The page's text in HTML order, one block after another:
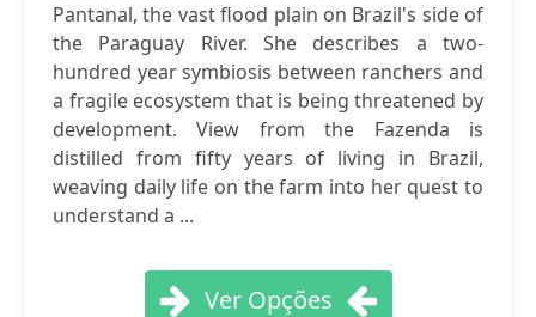
Pantanal, the vast flood plain on Brazil's side of
the Paraguay River. She describes a two-
hundred year symbiosis between ranchers and
a fragile ecosystem that is being threatened by
development. View from the Fazenda is
distilled from fifty years of living in Brazil,
weaving daily life on the farm into her quest to
understand a ...
Ver Opções